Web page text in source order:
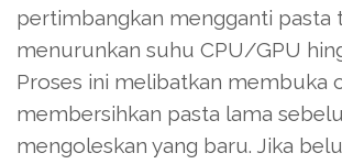
pertimbangkan mengganti pasta
menurunkan suhu CPU/GPU
Proses ini melibatkan membuka
membersihkan pasta lama
mengoleskan yang baru. Jika